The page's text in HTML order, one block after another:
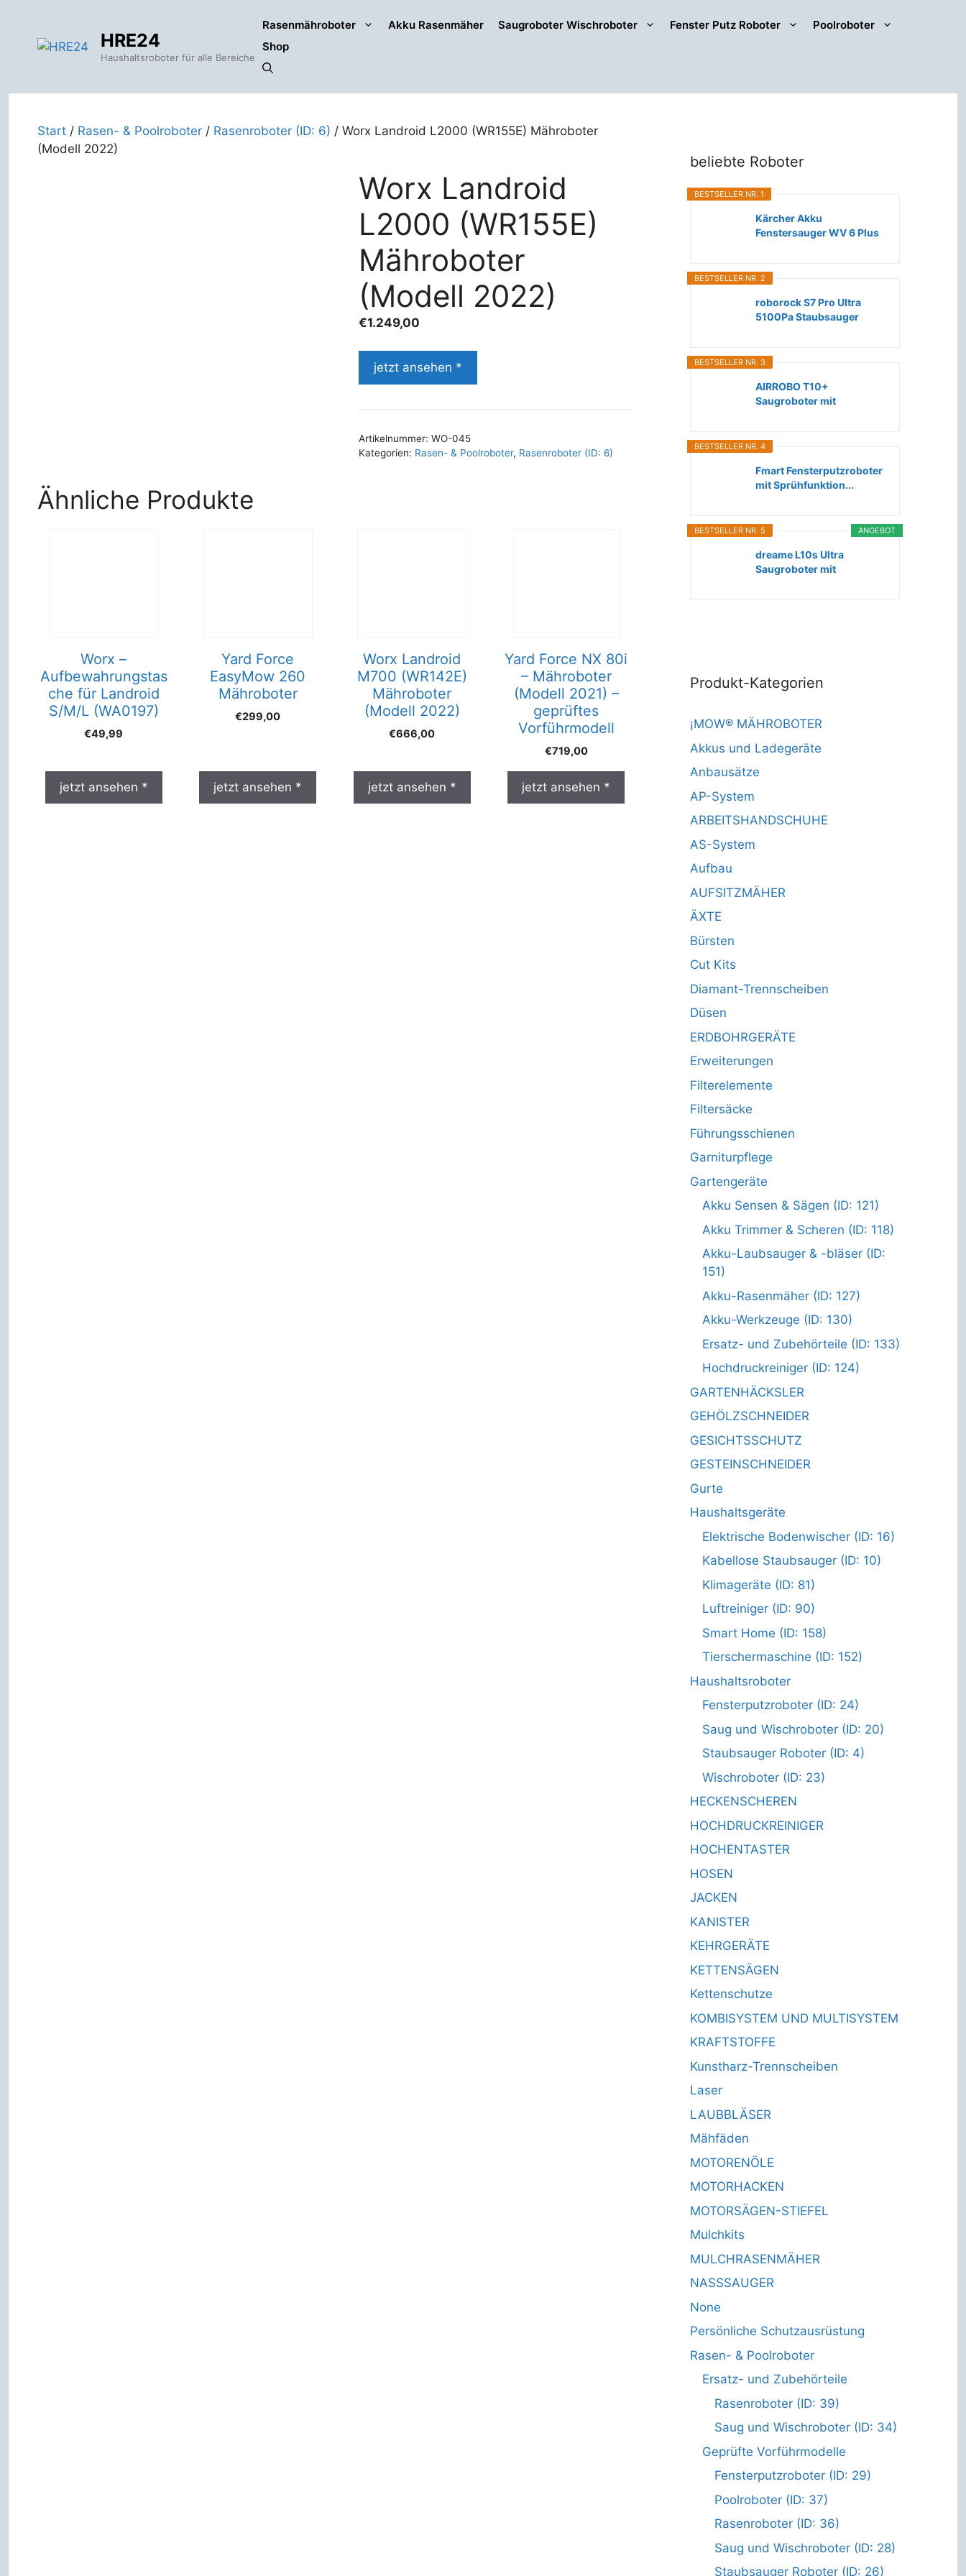
springen
HRE24
Haushaltsroboter für alle Bereiche
Rasenmähroboter Akku Rasenmäher Saugroboter Wischroboter Fenster Putz Roboter
Poolroboter
Shop
Start / Rasen- & Poolroboter / Rasenroboter (ID: 6) / Worx Landroid L2000 (WR155E) Mähroboter
(Modell 2022)
Worx Landroid
L2000 (WR155E)
Mähroboter
(Modell 2022)
€1.249,00
jetzt ansehen *
Artikelnummer:WO-045
Kategorien: Rasen- & Poolroboter, Rasenroboter (ID: 6)
Ähnliche Produkte
Worx –
Aufbewahrungstas
che für Landroid
S/M/L (WA0197)
€49,99
jetzt ansehen *
Yard Force
EasyMow 260
Mähroboter
€299,00
jetzt ansehen *
Worx Landroid
M700 (WR142E)
Mähroboter
(Modell 2022)
€666,00
jetzt ansehen *
Yard Force NX 80i
– Mähroboter
(Modell 2021) –
geprüftes
Vorführmodell
€719,00
jetzt ansehen *
beliebte Roboter
BESTSELLER NR. 1
Kärcher Akku
Fenstersauger WV 6 Plus
BESTSELLER NR. 2
roborock S7 Pro Ultra
5100Pa Staubsauger
BESTSELLER NR. 3
AIRROBO T10+
Saugroboter mit
BESTSELLER NR. 4
Fmart Fensterputzroboter
mit Sprühfunktion...
ANGEBOT
BESTSELLER NR. 5
dreame L10s Ultra
Saugroboter mit
Produkt-Kategorien
¡MOW® MÄHROBOTER
Akkus und Ladegeräte
Anbausätze
AP-System
ARBEITSHANDSCHUHE
AS-System
Aufbau
AUFSITZMÄHER
ÄXTE
Bürsten
Cut Kits
Diamant-Trennscheiben
Düsen
ERDBOHRGERÄTE
Erweiterungen
Filterelemente
Filtersäcke
Führungsschienen
Garniturpflege
Gartengeräte
Akku Sensen & Sägen (ID: 121)
Akku Trimmer & Scheren (ID: 118)
Akku-Laubsauger & -bläser (ID:
151)
Akku-Rasenmäher (ID: 127)
Akku-Werkzeuge (ID: 130)
Ersatz- und Zubehörteile (ID: 133)
Hochdruckreiniger (ID: 124)
GARTENHÄCKSLER
GEHÖLZSCHNEIDER
GESICHTSSCHUTZ
GESTEINSCHNEIDER
Gurte
Haushaltsgeräte
Elektrische Bodenwischer (ID: 16)
Kabellose Staubsauger (ID: 10)
Klimageräte (ID: 81)
Luftreiniger (ID: 90)
Smart Home (ID: 158)
Tierschermaschine (ID: 152)
Haushaltsroboter
Fensterputzroboter (ID: 24)
Saug und Wischroboter (ID: 20)
Staubsauger Roboter (ID: 4)
Wischroboter (ID: 23)
HECKENSCHEREN
HOCHDRUCKREINIGER
HOCHENTASTER
HOSEN
JACKEN
KANISTER
KEHRGERÄTE
KETTENSÄGEN
Kettenschutze
KOMBISYSTEM UND MULTISYSTEM
KRAFTSTOFFE
Kunstharz-Trennscheiben
Laser
LAUBBLÄSER
Mähfäden
MOTORENÖLE
MOTORHACKEN
MOTORSÄGEN-STIEFEL
Mulchkits
MULCHRASENMÄHER
NASSSAUGER
None
Persönliche Schutzausrüstung
Rasen- & Poolroboter
Ersatz- und Zubehörteile
Rasenroboter (ID: 39)
Saug und Wischroboter (ID: 34)
Geprüfte Vorführmodelle
Fensterputzroboter (ID: 29)
Poolroboter (ID: 37)
Rasenroboter (ID: 36)
Saug und Wischroboter (ID: 28)
Staubsauger Roboter (ID: 26)